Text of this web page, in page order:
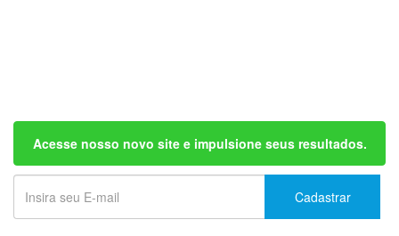
Acesse nosso novo site e impulsione seus resultados.
Cadastrar